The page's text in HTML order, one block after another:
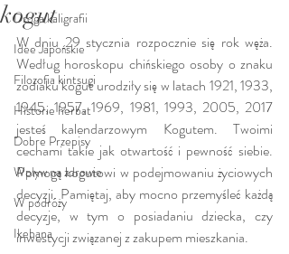
Droga kaligrafii
Idee Japońskie
Filozofia kintsugi
Historie herbat
Dobre Przepisy
Wpływ na zdrowie
W podróży
Ikebana
kogut
W dniu 29 stycznia rozpocznie się rok węża.
Według horoskopu chińskiego osoby o znaku
zodiaku kogut urodziły się w latach 1921, 1933,
1945, 1957, 1969, 1981, 1993, 2005, 2017
jesteś kalendarzowym Kogutem. Twoimi
cechami takie jak otwartość i pewność siebie.
Pomogą kogutowi w podejmowaniu życiowych
decyzji. Pamiętaj, aby mocno przemyśleć każdą
decyzje, w tym o posiadaniu dziecka, czy
inwestycji związanej z zakupem mieszkania.